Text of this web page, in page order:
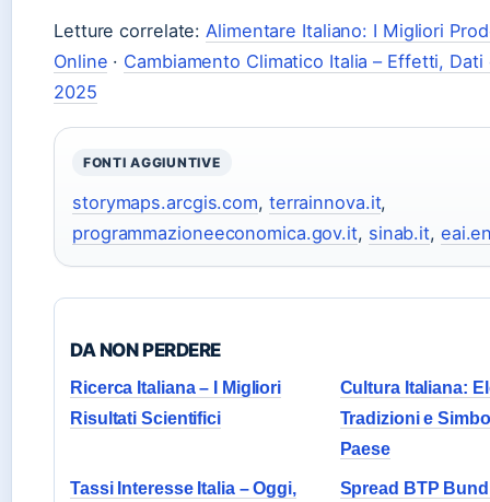
Letture correlate:Alimentare Italiano: I Migliori
Online · Cambiamento Climatico Italia – Effetti, Dati
2025
FONTI AGGIUNTIVE
storymaps.arcgis.com, terrainnova.it,
programmazioneeconomica.gov.it, sinab.it,
DA NON PERDERE
Ricerca Italiana – I Migliori
Risultati Scientifici
Cultura Italiana:
Tradizioni e
Paese
Tassi Interesse Italia – Oggi,
Spread BTP Bund